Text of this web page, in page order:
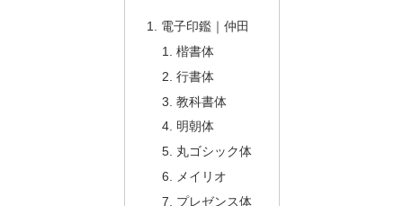
電子印鑑｜仲田
楷書体
行書体
教科書体
明朝体
丸ゴシック体
メイリオ
プレゼンス体